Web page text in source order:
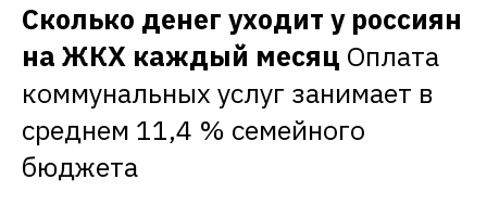
Сколько денег уходит у россиян
на ЖКХ каждый месяц Оплата
коммунальных услуг занимает в
среднем 11,4 % семейного
бюджета